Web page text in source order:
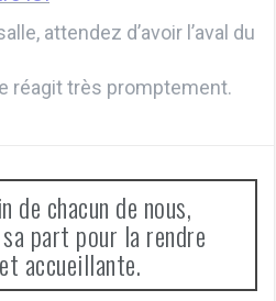
attendez d’avoir l’aval du
réagit très promptement.
de chacun de nous,
part pour la rendre
accueillante.